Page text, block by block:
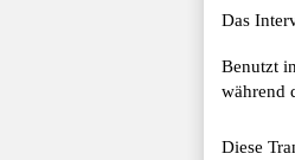
Das
Benutzt
während
Diese